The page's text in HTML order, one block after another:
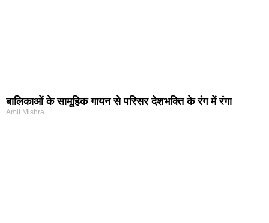
बालिकाओं के सामूहिक गायन से परिसर देशभक्ति के रंग में रंगा
Amit Mishra